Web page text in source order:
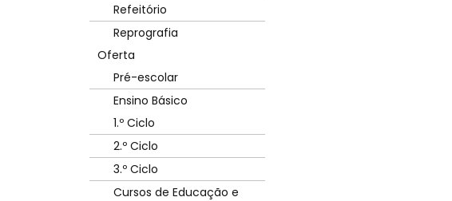
Refeitório
Reprografia
Oferta
Pré-escolar
Ensino Básico
1.º Ciclo
2.º Ciclo
3.º Ciclo
Cursos de Educação e